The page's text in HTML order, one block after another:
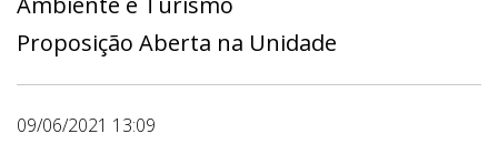
Proposição Aberta na Unidade
09/06/2021 13:09